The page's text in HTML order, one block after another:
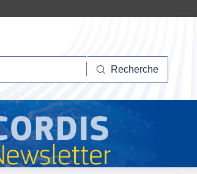
Recherche